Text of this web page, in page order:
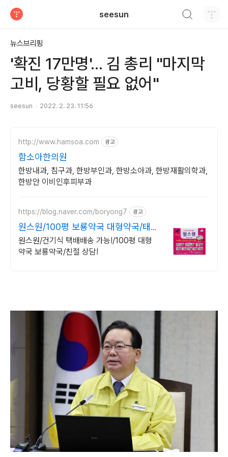
seesun
뉴스브리핑
'확진 17만명'... 김 총리 "마지막
고비, 당황할 필요 없어"
seesun 2022. 2. 23. 11:56
http://www.hamsoa.com 광고
함소아한의원
한방내과, 침구과, 한방부인과, 한방소아과, 한방재활의학과,
한방안 이비인후피부과
https://blog.naver.com/boryong7 광고
원스원/100평 보룡약국 대형약국/태릉
입구,육사 근처
원스원/건기식 택배배송 가능!/100평 대형
약국 보룡약국/친절 상담!